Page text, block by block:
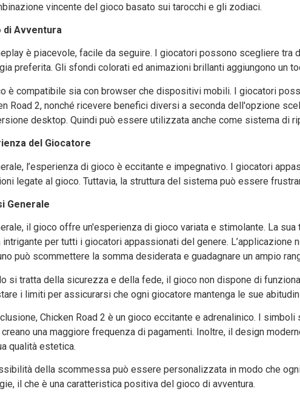
vincente del gioco basato sui tarocchi e gli zodiaci.
di Avventura
è piacevole, facile da seguire. I giocatori possono scegliere
preferita. Gli sfondi colorati ed animazioni brillanti aggiungono un
è compatibile sia con browser che dispositivi mobili. I giocatori
Road 2, nonché ricevere benefici diversi a seconda dell'opzione
desktop. Quindi può essere utilizzata anche come sistema di
del Giocatore
l’esperienza di gioco è eccitante e impegnativo. I giocatori
legate al gioco. Tuttavia, la struttura del sistema può essere
Generale
il gioco offre un'esperienza di gioco variata e stimolante. La
intrigante per tutti i giocatori appassionati del genere. L’applicazione
può scommettere la somma desiderata e guadagnare un ampio
si tratta della sicurezza e della fede, il gioco non dispone di
i limiti per assicurarsi che ogni giocatore mantenga le sue
Chicken Road 2 è un gioco eccitante e adrenalinico. I
creano una maggiore frequenza di pagamenti. Inoltre, il design
qualità estetica.
della scommessa può essere personalizzata in modo che
il che è una caratteristica positiva del gioco di avventura.